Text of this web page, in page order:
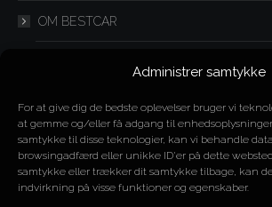
Administrer samtykke
For at give dig de bedste oplevelser bruger vi
at gemme og/eller få adgang til
samtykke til disse teknologier, kan vi behandle
browsingadfærd eller unikke ID'er på dette
samtykke eller trækker dit samtykke tilbage, kan
indvirkning på visse funktioner og egenskaber.
OM BESTCAR
IMPORT
SPLITLEASING
YOUTUBE